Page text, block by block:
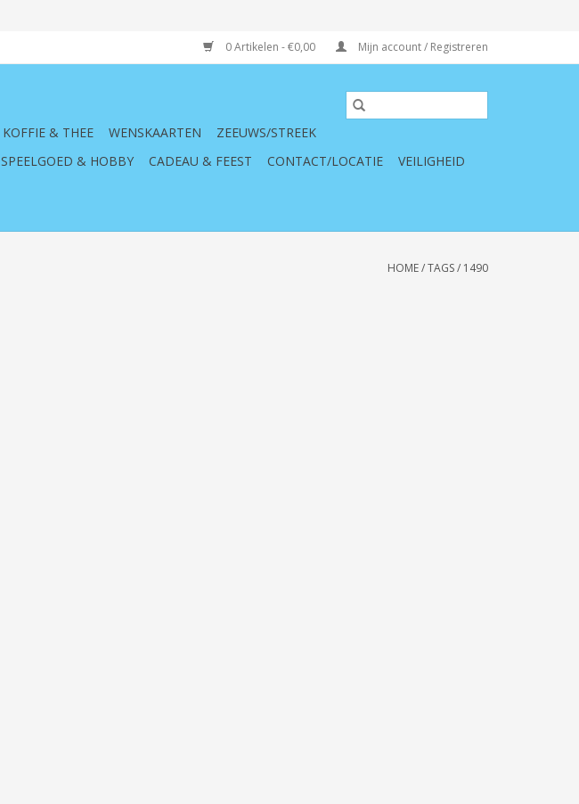
0 Artikelen - €0,00 Mijn account / Registreren
KOFFIE & THEE WENSKAARTEN
ZEEUWS/STREEK
SPEELGOED & HOBBY CADEAU & FEEST CONTACT/LOCATIE
VEILIGHEID
HOME/TAGS/ 1490